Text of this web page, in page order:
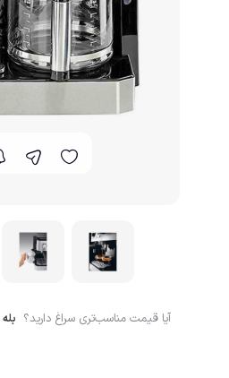
آیا قیمت مناسب‌تری سراغ دارید؟ بله